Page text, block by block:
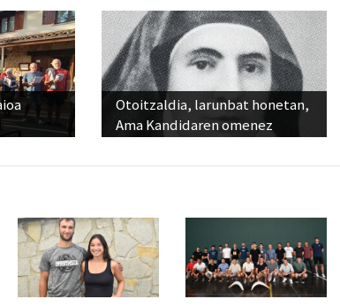
Otoitzaldia, larunbat honetan,
Ama Kandidaren omenez